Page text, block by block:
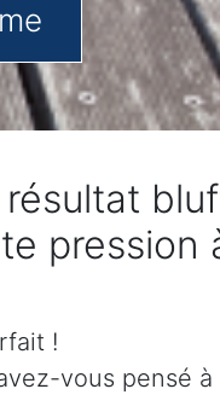
pression
!
vous pensé